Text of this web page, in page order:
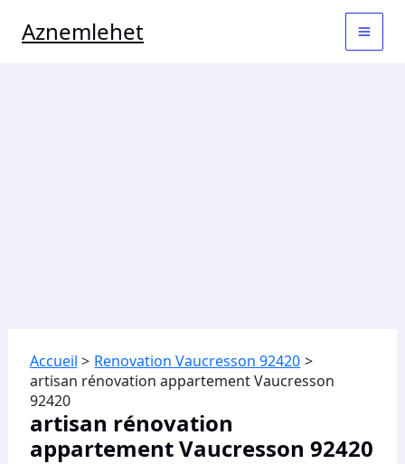
Aznemlehet
Accueil
Renovation Vaucresson 92420
artisan rénovation appartement Vaucresson
92420
artisan rénovation
appartement Vaucresson 92420